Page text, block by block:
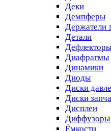
Деки
Демпферы
Держатели
Детали
Дефлекторы
Диафрагмы
Динамики
Диоды
Диски
Диски
Дисплеи
Диффузоры
Ёмкости